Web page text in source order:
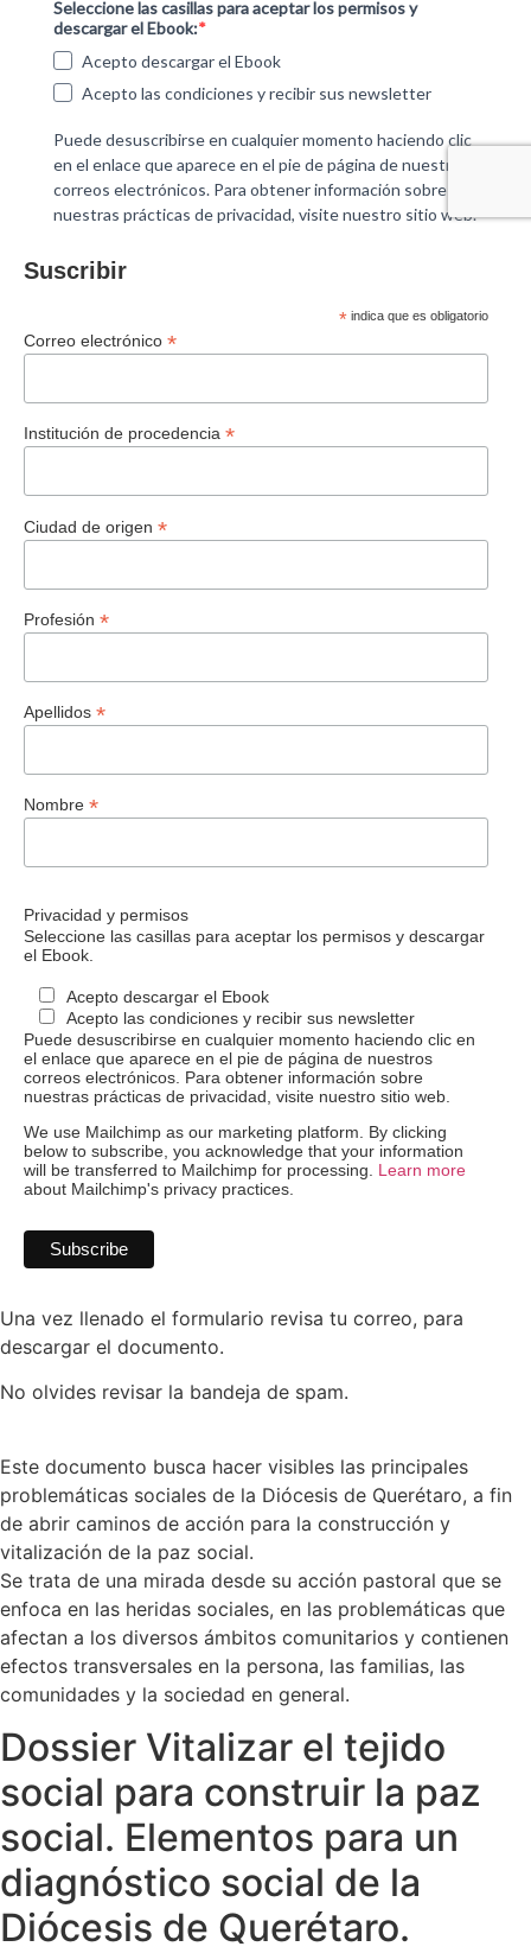
Suscribir
*indica que es obligatorio
Correo electrónico *
Institución de procedencia *
Ciudad de origen *
Profesión *
Apellidos *
Nombre *
Privacidad y permisos
Seleccione las casillas para aceptar los permisos y descargar
el Ebook.
Acepto descargar el Ebook
Acepto las condiciones y recibir sus newsletter
Puede desuscribirse en cualquier momento haciendo clic en
el enlace que aparece en el pie de página de nuestros
correos electrónicos. Para obtener información sobre
nuestras prácticas de privacidad, visite nuestro sitio web.
We use Mailchimp as our marketing platform. By clicking
below to subscribe, you acknowledge that your information
will be transferred to Mailchimp for processing. Learn more
about Mailchimp's privacy practices.
Una vez llenado el formulario revisa tu correo, para
descargar el documento.
No olvides revisar la bandeja de spam.
Este documento busca hacer visibles las principales
problemáticas sociales de la Diócesis de Querétaro, a fin
de abrir caminos de acción para la construcción y
vitalización de la paz social.
Se trata de una mirada desde su acción pastoral que se
enfoca en las heridas sociales, en las problemáticas que
afectan a los diversos ámbitos comunitarios y contienen
efectos transversales en la persona, las familias, las
comunidades y la sociedad en general.
Dossier Vitalizar el tejido
social para construir la paz
social. Elementos para un
diagnóstico social de la
Diócesis de Querétaro.